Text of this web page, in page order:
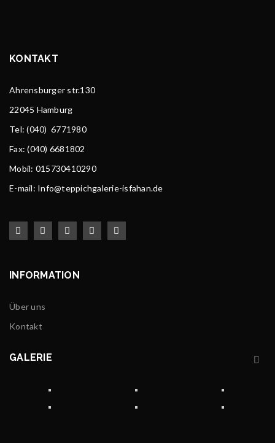
KONTAKT
Ahrensburger str.130
22045 Hamburg
Tel: (040) 6771980
Fax: (040) 6681802
Mobil: 015730410290
E-mail: Info@teppichgalerie-isfahan.de
INFORMATION
Über uns
Kontakt
GALERIE